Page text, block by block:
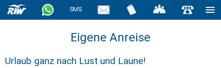
SMS
Eigene Anreise
Urlaub ganz nach Lust und Laune!